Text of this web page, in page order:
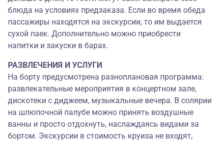
блюда на условиях предзаказа. Если во время обеда
пассажиры находятся на экскурсии, то им выдается
сухой паек. Дополнительно можно приобрести
напитки и закуски в барах.
РАЗВЛЕЧЕНИЯ И УСЛУГИ
На борту предусмотрена разноплановая программа:
развлекательные мероприятия в концертном зале,
дискотеки с диджеем, музыкальные вечера. В солярии
на шлюпочной палубе можно принять воздушные
ванны и просто отдохнуть, наслаждаясь видами за
бортом. Экскурсии в стоимость круиза не входят,